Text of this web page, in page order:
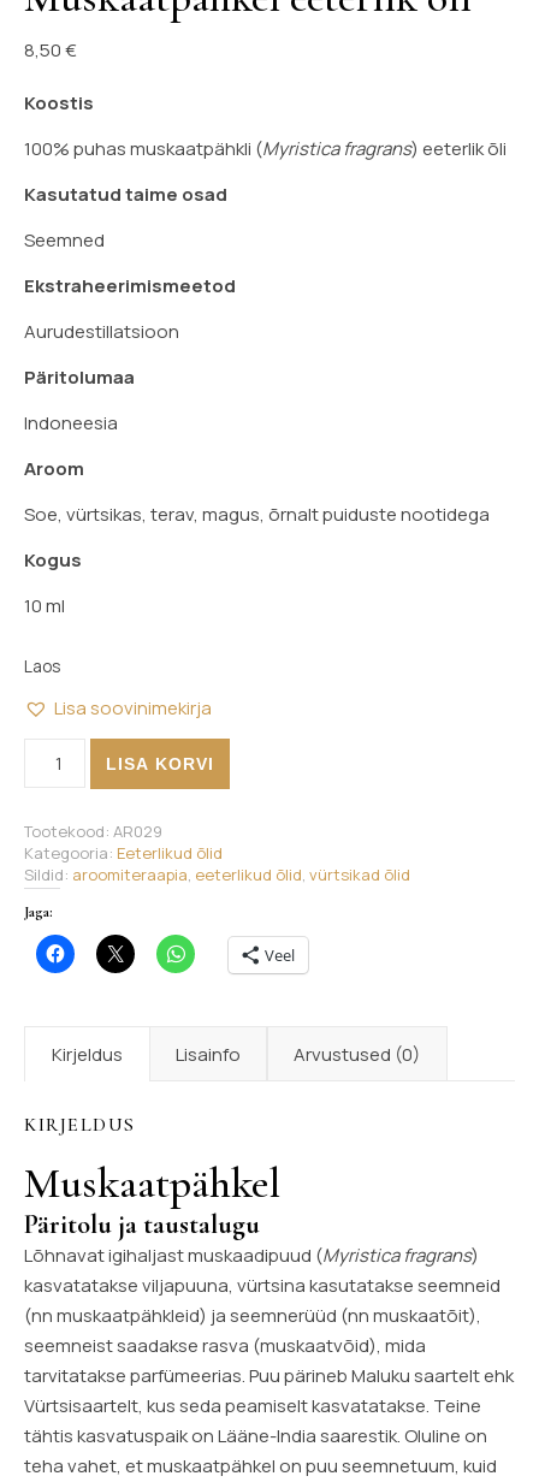
8,50€
Koostis
100% puhas muskaatpähkli (Myristica fragrans) eeterlik õli
Kasutatud taime osad
Seemned
Ekstraheerimismeetod
Aurudestillatsioon
Päritolumaa
Indoneesia
Aroom
Soe, vürtsikas, terav, magus, õrnalt puiduste nootidega
Kogus
10 ml
Laos
Lisa soovinimekirja
LISA KORVI
Tootekood: AR029
Kategooria: Eeterlikud õlid
Sildid: aroomiteraapia, eeterlikud õlid, vürtsikad õlid
Jaga:
Veel
Kirjeldus Lisainfo Arvustused (0)
KIRJELDUS
Muskaatpähkel
Päritolu ja taustalugu
Lõhnavat igihaljast muskaadipuud (Myristica fragrans)
kasvatatakse viljapuuna, vürtsina kasutatakse seemneid
(nn muskaatpähkleid) ja seemnerüüd (nn muskaatõit),
seemneist saadakse rasva (muskaatvõid), mida
tarvitatakse parfümeerias. Puu pärineb Maluku saartelt ehk
Vürtsisaartelt, kus seda peamiselt kasvatatakse. Teine
tähtis kasvatuspaik on Lääne-India saarestik. Oluline on
teha vahet, et muskaatpähkel on puu seemnetuum, kuid